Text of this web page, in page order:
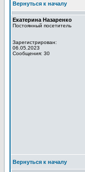
Вернуться к началу
Екатерина Назаренко
Постоянный посетитель
Зарегистрирован:
06.05.2023
Сообщения: 30
Вернуться к началу